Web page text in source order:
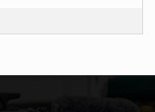
He Spea ...